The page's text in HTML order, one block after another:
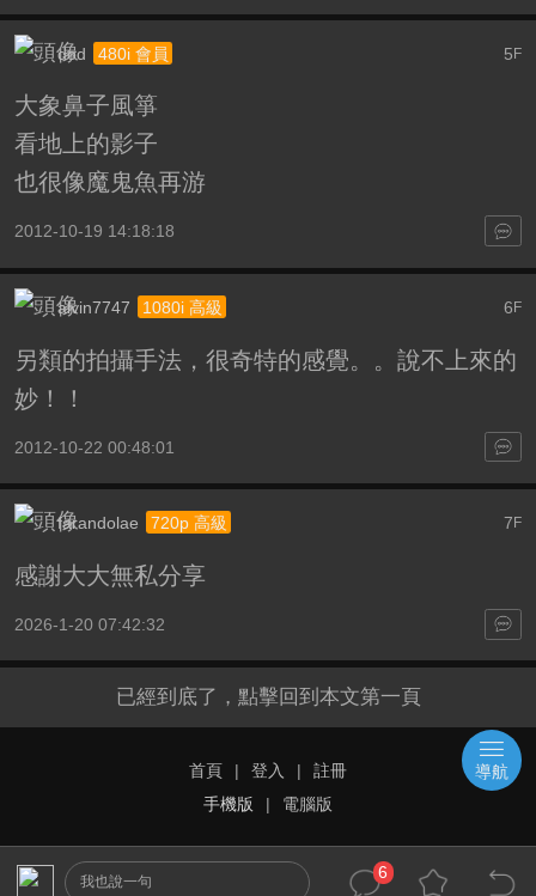
5F
dod 480i 會員
大象鼻子風箏
看地上的影子
也很像魔鬼魚再游
2012-10-19 14:18:18
6F
alvin7747 1080i 高級
另類的拍攝手法，很奇特的感覺。。說不上來的
妙！！
2012-10-22 00:48:01
7 F
farandolae 720p 高級
感謝大大無私分享
2026-1-20 07:42:32
我也說一句
6
已經到底了，點擊回到本文第一頁
首頁 | 登入 |
註冊
手機版
| 電腦版
導航